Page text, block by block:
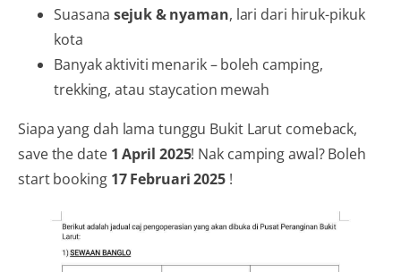
Suasanasejuk & nyaman, lari dari hiruk-pikuk
kota
Banyak aktiviti menarik – boleh camping,
trekking, atau staycation mewah
Siapa yang dah lama tunggu Bukit Larut comeback,
save the date 1 April 2025! Nak camping awal? Boleh
start booking 17 Februari 2025 !